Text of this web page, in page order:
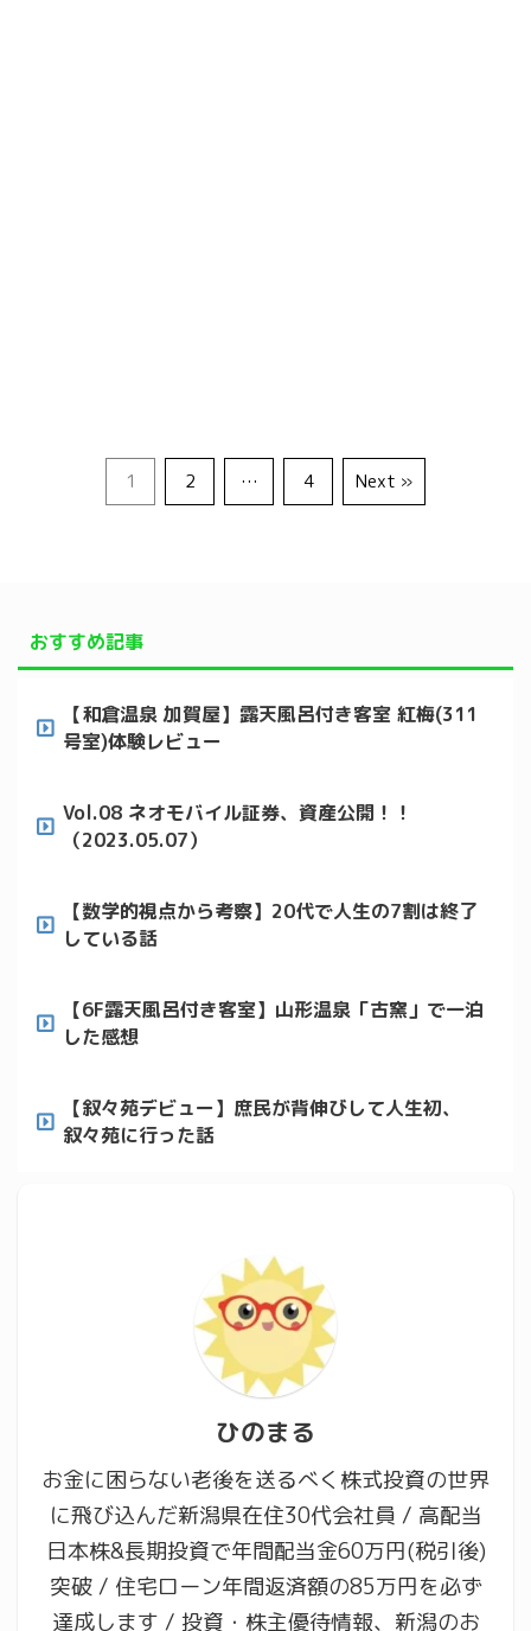
1 2 … 4 Next »
おすすめ記事
【和倉温泉 加賀屋】露天風呂付き客室 紅梅(311
号室)体験レビュー
Vol.08 ネオモバイル証券、資産公開！！
（2023.05.07）
【数学的視点から考察】20代で人生の7割は終了
している話
【6F露天風呂付き客室】山形温泉「古窯」で一泊
した感想
【叙々苑デビュー】庶民が背伸びして人生初、
叙々苑に行った話
ひのまる
お金に困らない老後を送るべく株式投資の世界
に飛び込んだ新潟県在住30代会社員 / 高配当
日本株&長期投資で年間配当金60万円(税引後)
突破 / 住宅ローン年間返済額の85万円を必ず
達成します / 投資・株主優待情報、新潟のお